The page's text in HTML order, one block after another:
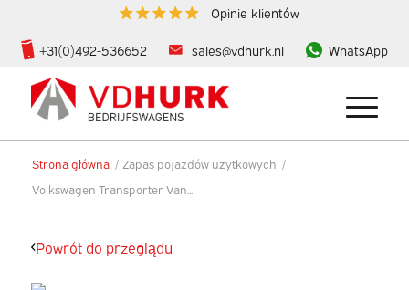
Opinie klientów
+31(0)492-536652 sales@vdhurk.nl WhatsApp
Strona główna / Zapas pojazdów użytkowych /
Volkswagen Transporter Van...
Powrót do przeglądu